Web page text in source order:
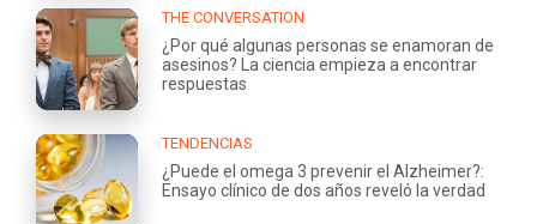
THE CONVERSATION
¿Por qué algunas personas se enamoran de
asesinos? La ciencia empieza a encontrar
respuestas
TENDENCIAS
¿Puede el omega 3 prevenir el Alzheimer?:
Ensayo clínico de dos años reveló la verdad